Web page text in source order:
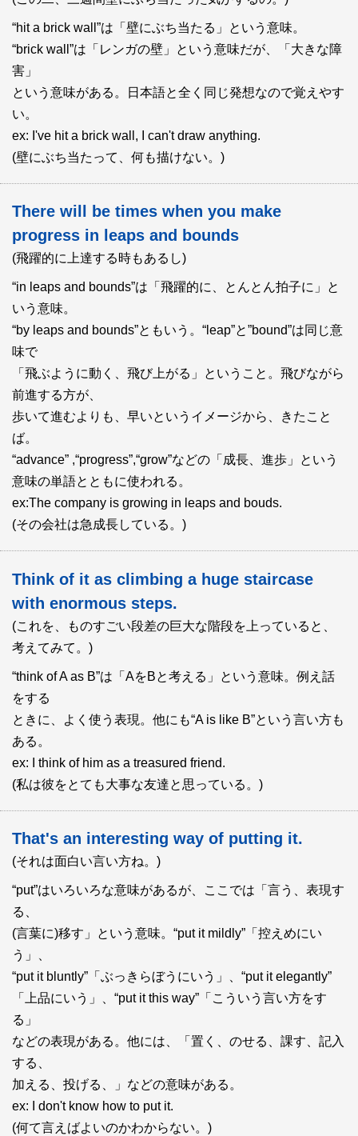
“hit a brick wall”は「壁にぶち当たる」という意味。
“brick wall”は「レンガの壁」という意味だが、「大きな障
害」
という意味がある。日本語と全く同じ発想なので覚えやす
い。
ex: I've hit a brick wall, I can't draw anything.
(壁にぶち当たって、何も描けない。)
There will be times when you make
progress in leaps and bounds
(飛躍的に上達する時もあるし)
“in leaps and bounds”は「飛躍的に、とんとん拍子に」と
いう意味。
“by leaps and bounds”ともいう。“leap”と”bound”は同じ意
味で
「飛ぶように動く、飛び上がる」ということ。飛びながら
前進する方が、
歩いて進むよりも、早いというイメージから、きたこと
ば。
“advance” ,“progress”,“grow”などの「成長、進歩」という
意味の単語とともに使われる。
ex:The company is growing in leaps and bouds.
(その会社は急成長している。)
Think of it as climbing a huge staircase
with enormous steps.
(これを、ものすごい段差の巨大な階段を上っていると、
考えてみて。)
“think of A as B”は「AをBと考える」という意味。例え話
をする
ときに、よく使う表現。他にも“A is like B”という言い方も
ある。
ex: I think of him as a treasured friend.
(私は彼をとても大事な友達と思っている。)
That's an interesting way of putting it.
(それは面白い言い方ね。)
“put”はいろいろな意味があるが、ここでは「言う、表現す
る、
(言葉に)移す」という意味。“put it mildly”「控えめにい
う」、
“put it bluntly”「ぶっきらぼうにいう」、“put it elegantly”
「上品にいう」、“put it this way”「こういう言い方をす
る」
などの表現がある。他には、「置く、のせる、課す、記入
する、
加える、投げる、」などの意味がある。
ex: I don't know how to put it.
(何て言えばよいのかわからない。)